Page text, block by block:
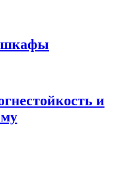
шкафы
и